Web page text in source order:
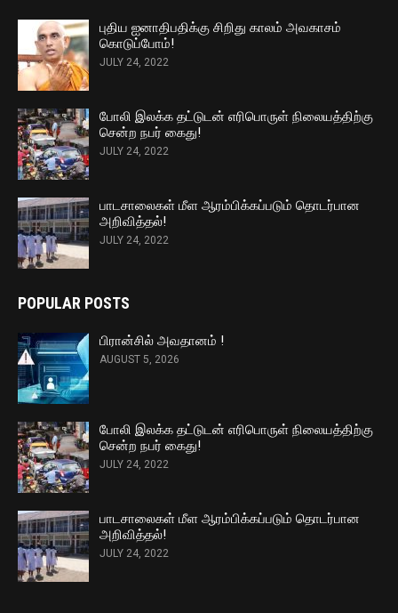
புதிய ஐனாதிபதிக்கு சிறிது காலம் அவகாசம்
கொடுப்போம்!
JULY 24, 2022
போலி இலக்க தட்டுடன் எரிபொருள் நிலையத்திற்கு
சென்ற நபர் கைது!
JULY 24, 2022
பாடசாலைகள் மீள ஆரம்பிக்கப்படும் தொடர்பான
அறிவித்தல்!
JULY 24, 2022
POPULAR POSTS
பிரான்சில் அவதானம் !
AUGUST 5, 2026
போலி இலக்க தட்டுடன் எரிபொருள் நிலையத்திற்கு
சென்ற நபர் கைது!
JULY 24, 2022
பாடசாலைகள் மீள ஆரம்பிக்கப்படும் தொடர்பான
அறிவித்தல்!
JULY 24, 2022